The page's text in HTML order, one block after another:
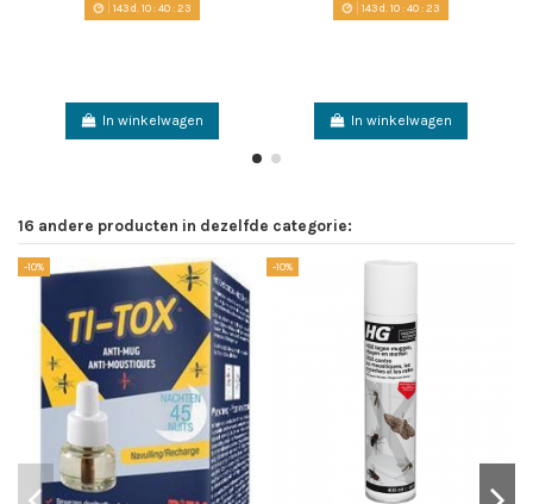
143d. 10:40:22
In winkelwagen
143d. 10:40:22
In winkelwagen
16 andere producten in dezelfde categorie:
-10% -10%